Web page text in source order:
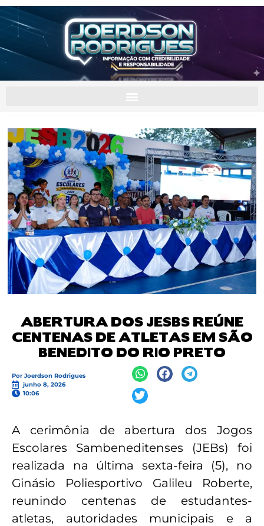
ABERTURA DOS JESBS REÚNE
CENTENAS DE ATLETAS EM SÃO
BENEDITO DO RIO PRETO
Por Joerdson Rodrigues
junho 8, 2026
10:06
A cerimônia de abertura dos Jogos
Escolares Sambeneditenses (JEBs) foi
realizada na última sexta-feira (5), no
Ginásio Poliesportivo Galileu Roberte,
reunindo centenas de estudantes-
atletas, autoridades municipais e a